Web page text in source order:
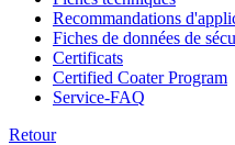
Recommandations
Fiches de données de
Certificats
Certified Coater Program
Service-FAQ
Retour